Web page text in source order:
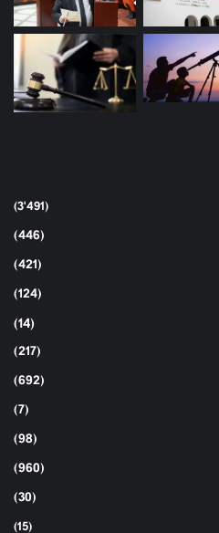
(3٬491)
(446)
(421)
(124)
(14)
(217)
(692)
(7)
(98)
(960)
(30)
(15)